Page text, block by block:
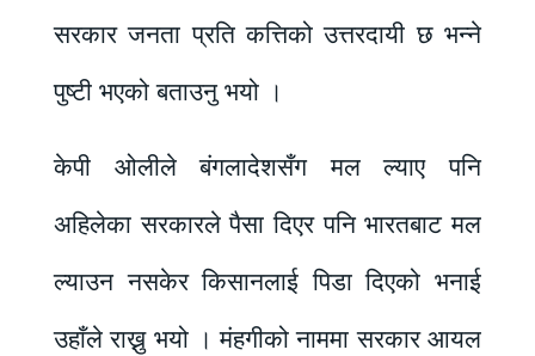
सरकार जनता प्रति कत्तिको उत्तरदायी छ भन्ने
पुष्टी भएको बताउनु भयो ।
केपी ओलीले बंगलादेशसँग मल ल्याए पनि
अहिलेका सरकारले पैसा दिएर पनि भारतबाट मल
ल्याउन नसकेर किसानलाई पिडा दिएको भनाई
उहाँले राख्नु भयो । मंहगीको नाममा सरकार आयल